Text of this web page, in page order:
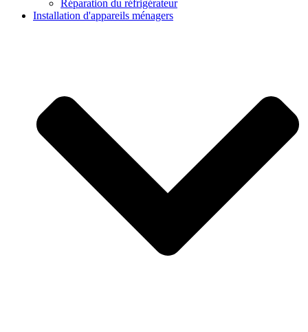
Réparation du réfrigérateur
Installation d'appareils ménagers